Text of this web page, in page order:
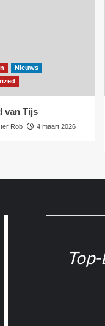
Nieuws
van Tijs
Rob 4 maart 2026